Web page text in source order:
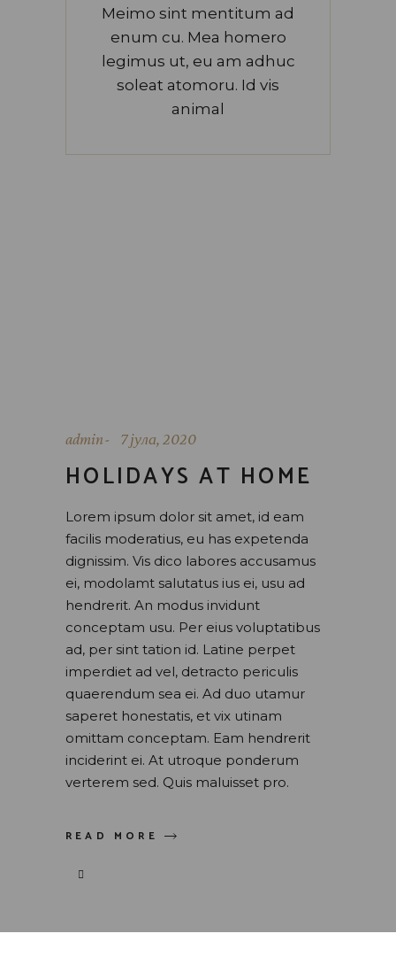
Meimo sint mentitum ad
enum cu. Mea homero
legimus ut, eu am adhuc
soleat atomoru. Id vis
animal
admin 7 јула, 2020
HOLIDAYS AT HOME
Lorem ipsum dolor sit amet, id eam
facilis moderatius, eu has expetenda
dignissim. Vis dico labores accusamus
ei, modolamt salutatus ius ei, usu ad
hendrerit. An modus invidunt
conceptam usu. Per eius voluptatibus
ad, per sint tation id. Latine perpet
imperdiet ad vel, detracto periculis
quaerendum sea ei. Ad duo utamur
saperet honestatis, et vix utinam
omittam conceptam. Eam hendrerit
inciderint ei. At utroque ponderum
verterem sed. Quis maluisset pro.
READ MORE